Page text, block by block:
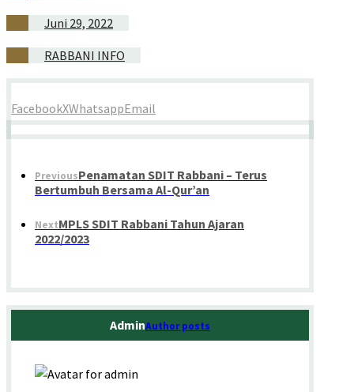
Juni 29, 2022
RABBANI INFO
FacebookXWhatsappEmail
PreviousPenamatan SDIT Rabbani – Terus
Bertumbuh Bersama Al-Qur’an
NextMPLS SDIT Rabbani Tahun Ajaran
2022/2023
AdminAuthor posts